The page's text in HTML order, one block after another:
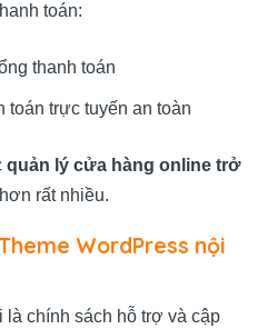
toán:
thanh toán
toán trực tuyến an toàn
quản lý cửa hàng online trở
rất nhiều.
WordPress nội
là chính sách hỗ trợ và cập